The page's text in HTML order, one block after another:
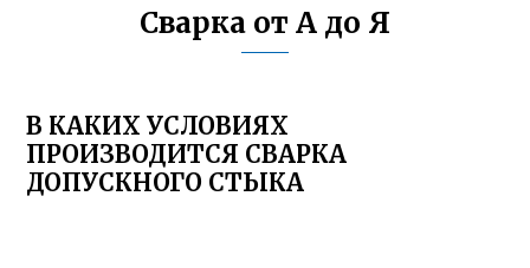
Сварка от А до Я
В КАКИХ УСЛОВИЯХ
ПРОИЗВОДИТСЯ СВАРКА
ДОПУСКНОГО СТЫКА